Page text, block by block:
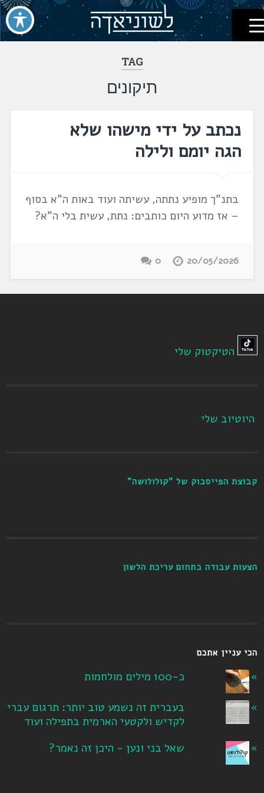
דלג
לתוכן
לשוניאדה
עברית. לשון. שפה
TAG
תיקונים
נכתב על ידי מישהו שלא
הגה יומם ולילה
בתנ"ך מופיע נתתה, עשיתה ועוד באות ה"א בסוף
– אז מדוע היום כותבים: נתת, עשית בלי ה"א?
20/05/2026
0
הטיקטוק שלי
היוטיוב שלי
קבוצת הפייסבוק של "קולולושה"
הצעות עבודה בתחום עריכת הלשון
הכי עניין אתכם
כ-100 מילים מולחמות
בעברית זה נשמע טוב יותר: תרגום עברי
לקדיש ולקטעי הארמית בתפילה ועוד
שאל בני ונען - היכן זה נאמר?